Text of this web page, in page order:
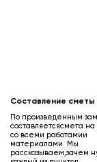
Составление сметы
По произведенным
составляетсясмета на
со всеми работамии
материалами. Мы
рассказываем,зачем